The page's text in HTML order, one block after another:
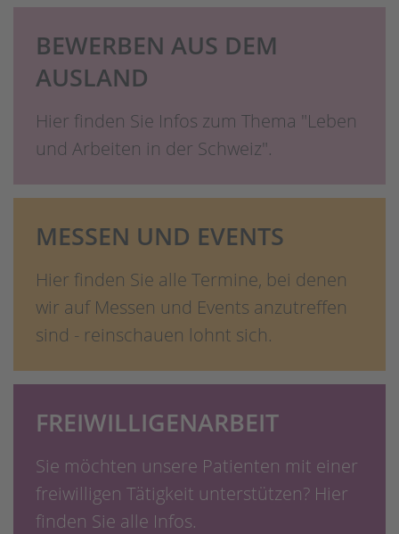
BEWERBEN AUS DEM
AUSLAND
Hier finden Sie Infos zum Thema "Leben
und Arbeiten in der Schweiz".
MESSEN UND EVENTS
Hier finden Sie alle Termine, bei denen
wir auf Messen und Events anzutreffen
sind - reinschauen lohnt sich.
FREIWILLIGENARBEIT
Sie möchten unsere Patienten mit einer
freiwilligen Tätigkeit unterstützen? Hier
finden Sie alle Infos.